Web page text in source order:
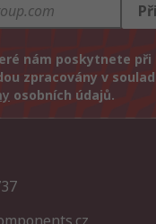
nám poskytnete
zpracovány v
osobních údajů.